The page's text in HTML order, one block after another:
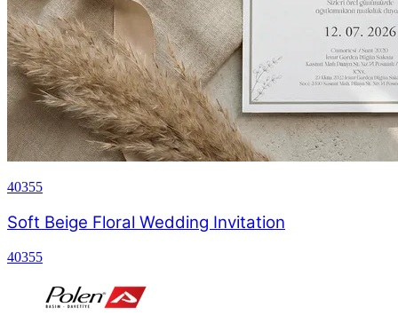
40355
Soft Beige Floral Wedding Invitation
40355